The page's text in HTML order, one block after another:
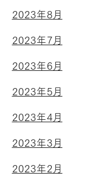
2023年8月
2023年7月
2023年6月
2023年5月
2023年4月
2023年3月
2023年2月